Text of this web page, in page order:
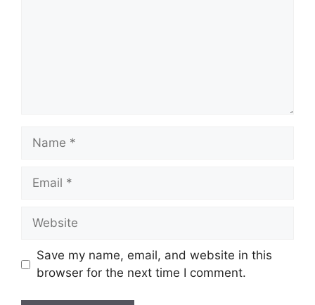
Save my name, email, and website in this
browser for the next time I comment.